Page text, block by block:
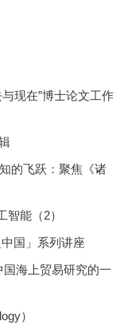
现在”博士论文工作
的飞跃：聚焦《诸
能（2）
国」系列讲座
海上贸易研究的一
）